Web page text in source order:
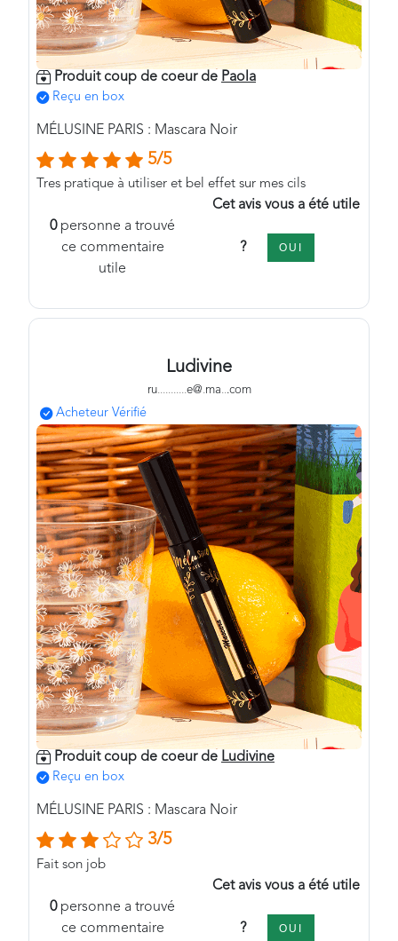
Produit coup de coeur de Paola
Reçu en box
MÉLUSINE PARIS : Mascara Noir
5/5
Tres pratique à utiliser et bel effet sur mes cils
0personne a trouvé
ce commentaire
utile
Cet avis vous a été utile
? OUI
Ludivine
ru...........e@.ma...com
Acheteur Vérifié
Produit coup de coeur de Ludivine
Reçu en box
MÉLUSINE PARIS : Mascara Noir
3/5
Fait son job
0personne a trouvé
ce commentaire
Cet avis vous a été utile
? OUI